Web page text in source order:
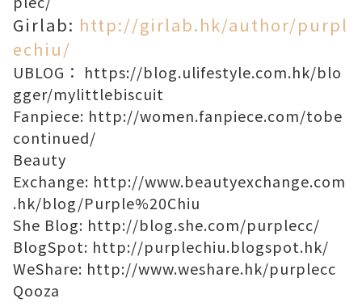
Girlab: http://girlab.hk/author/purpl
echiu/
UBLOG： https://blog.ulifestyle.com.hk/blo
gger/mylittlebiscuit
Fanpiece: http://women.fanpiece.com/tobe
continued/
Beauty
Exchange: http://www.beautyexchange.com
.hk/blog/Purple%20Chiu
She Blog: http://blog.she.com/purplecc/
BlogSpot: http://purplechiu.blogspot.hk/
WeShare: http://www.weshare.hk/purplecc
Qooza